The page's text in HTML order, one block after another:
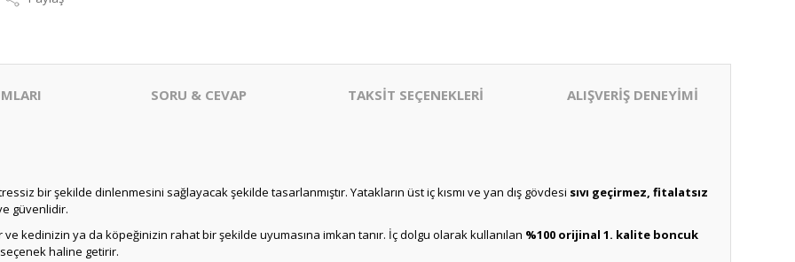
SORU & CEVAP TAKSİT SEÇENEKLERİ ALIŞVERİŞ DENEYİMİ
bir şekilde dinlenmesini sağlayacak şekilde tasarlanmıştır. Yatakların üst iç kısmı ve yan dış gövdesi sıvı geçirmez, fitalatsız
güvenlidir.
kedinizin ya da köpeğinizin rahat bir şekilde uyumasına imkan tanır. İç dolgu olarak kullanılan %100 orijinal 1. kalite boncuk
haline getirir.